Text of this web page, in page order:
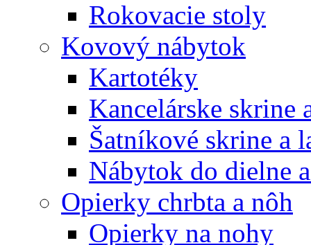
Rokovacie stoly
Kovový nábytok
Kartotéky
Kancelárske skrine
Šatníkové skrine a
Nábytok do dielne
Opierky chrbta a nôh
Opierky na nohy